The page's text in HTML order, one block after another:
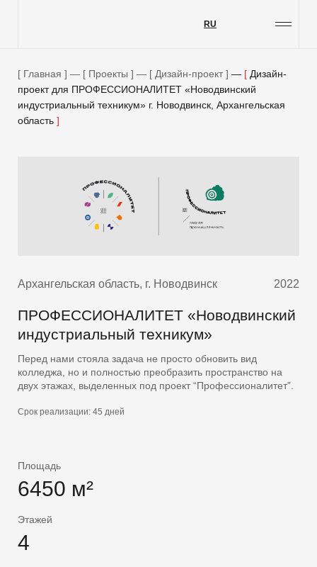
RU
Главная — Проекты — Дизайн-проект —
Дизайн-
проект для ПРОФЕССИОНАЛИТЕТ «Новодвинский
индустриальный техникум» г. Новодвинск, Архангельская
область
Архангельская область, г. Новодвинск 2022
ПРОФЕССИОНАЛИТЕТ «Новодвинский
индустриальный техникум»
Перед нами стояла задача не просто обновить вид
колледжа, но и полностью преобразить пространство на
двух этажах, выделенных под проект “Профессионалитет”.
Срок реализации: 45 дней
Площадь
6450 м²
Этажей
4
Услуги
О компании
Блог
Меценатство
Подпишитесь на нашу рассылку
E-MAIL